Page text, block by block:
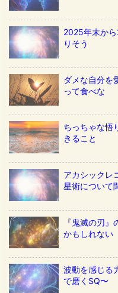
2025年末か
りそう
ダメな自分
って食べな
ちっちゃな悟
きること
アカシックレ
星術について
『鬼滅の刃
かもしれない
波動を感じる
で磨くSQ〜